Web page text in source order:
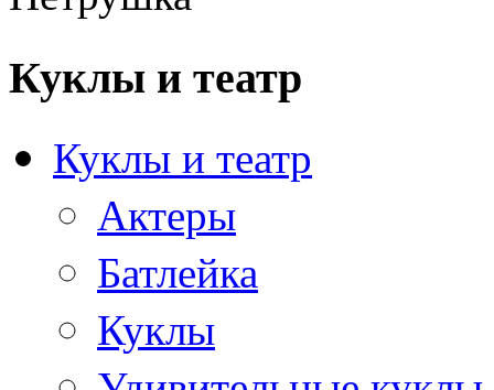
Куклы и театр
Куклы и театр
Актеры
Батлейка
Куклы